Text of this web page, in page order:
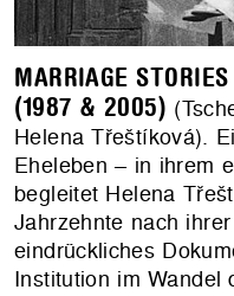
MARRIAGE
(1987 & 2005)
Helena Třeštíková).
Eheleben – in ihrem
begleitet Helena
Jahrzehnte nach
eindrückliches
Institution im Wandel